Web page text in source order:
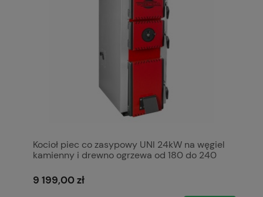
Kocioł piec co zasypowy UNI 24kW na węgiel
kamienny i drewno ogrzewa od 180 do 240
Pleszew
9 199,00 zł